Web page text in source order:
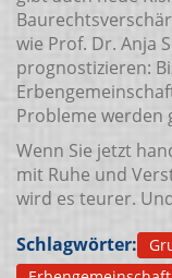
wie Prof. Dr. Anja
prognostizieren:
Probleme werden
Wenn Sie jetzt
mit Ruhe und
wird es teurer.
Schlagwörter: